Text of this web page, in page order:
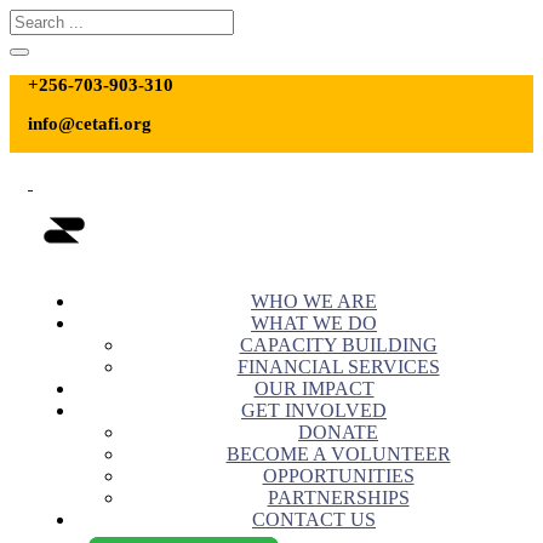
+256-703-903-310
info@cetafi.org
WHO WE ARE
WHAT WE DO
CAPACITY BUILDING
FINANCIAL SERVICES
OUR IMPACT
GET INVOLVED
DONATE
BECOME A VOLUNTEER
OPPORTUNITIES
PARTNERSHIPS
CONTACT US